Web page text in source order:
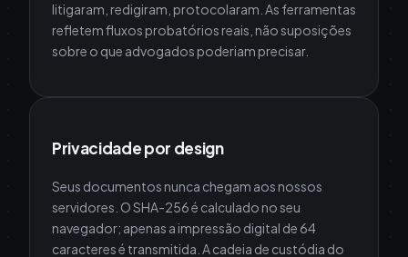
litigaram, redigiram, protocolaram. As ferramentas
refletem fluxos probatórios reais, não suposições
sobre o que advogados poderiam precisar.
Privacidade por design
Seus documentos nunca chegam aos nossos
servidores. O SHA-256 é calculado no seu
navegador; apenas a impressão digital de 64
caracteres é transmitida. A cadeia de custódia do